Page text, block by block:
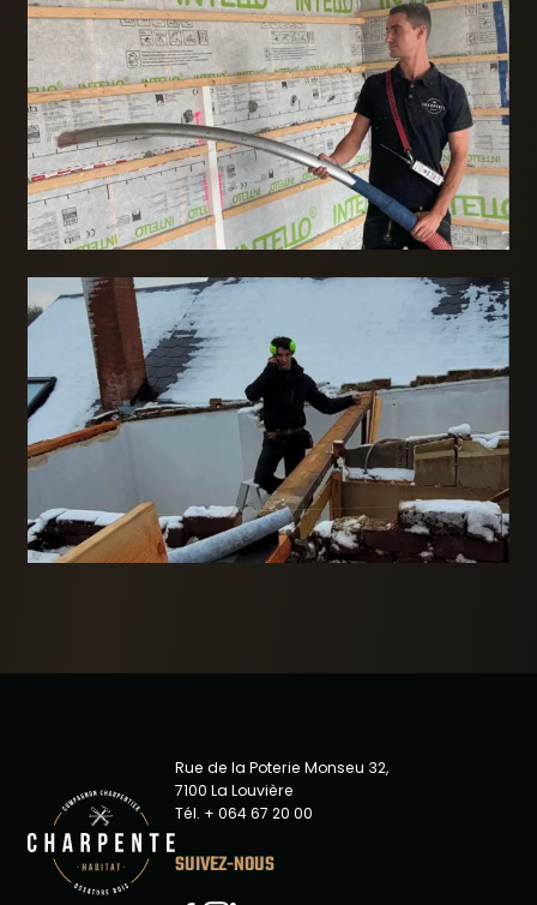
Rue de la Poterie Monseu 32,
7100 La Louvière
Tél. + 064 67 20 00
SUIVEZ-NOUS